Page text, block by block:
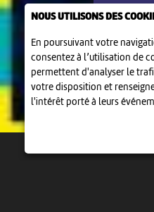
NOUS UTILISONS DES
En poursuivant votre
consentez à l’utilisation de
permettent d'analyser le
votre disposition et
l'intérêt porté à leurs